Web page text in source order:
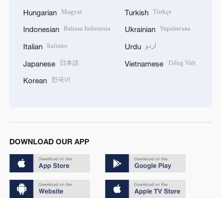
Hungarian Magyar
Indonesian Bahasa Indonesia
Italian Italiano
Japanese 日本語
Korean 한국어
Turkish Türkçe
Ukrainian Українська
Urdu اردو
Vietnamese Tiếng Việt
DOWNLOAD OUR APP